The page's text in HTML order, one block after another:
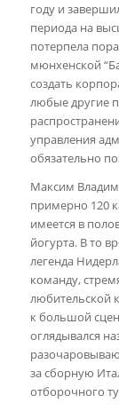
году и
периода на
потерпела
мюнхенской
создать
любые другие
управления
обязательно
Максим
примерно 120
имеется в
йогурта. В то
легенда
команду,
любительской
к большой
оглядывался
за сборную
отборочного